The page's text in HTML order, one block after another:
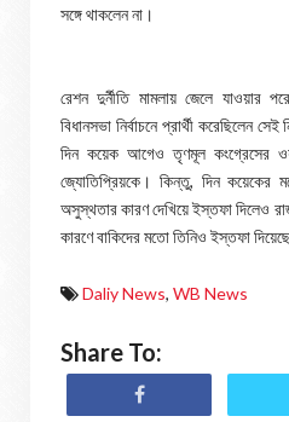
সঙ্গে থাকলেন না।
রেশন দুর্নীতি মামলায় জেলে যাওয়ার
বিধানসভা নির্বাচনে প্রার্থী করেছিলেন
দিন কয়েক আগেও তৃণমূল কংগ্রেসের
জ্যোতিপ্রিয়কে। কিন্তু, দিন কয়েকের
অসুস্থতার কারণ দেখিয়ে ইস্তফা দিলেও
কারণে বাকিদের মতো তিনিও ইস্তফা
Daliy News, WB News
Share To: